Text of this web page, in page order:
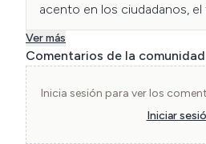
acento en los ciudadanos,
lugares poco tradicionales
Ver más
Comentarios de la comunidad
Inicia sesión para ver los
Iniciar